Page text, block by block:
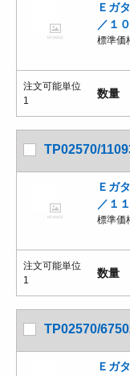
Ｅガ
／１
標準価
注文可能単位
1
数量
TP02570/
Ｅガ
／１
標準価
注文可能単位
1
数量
TP02570/
Ｅガ